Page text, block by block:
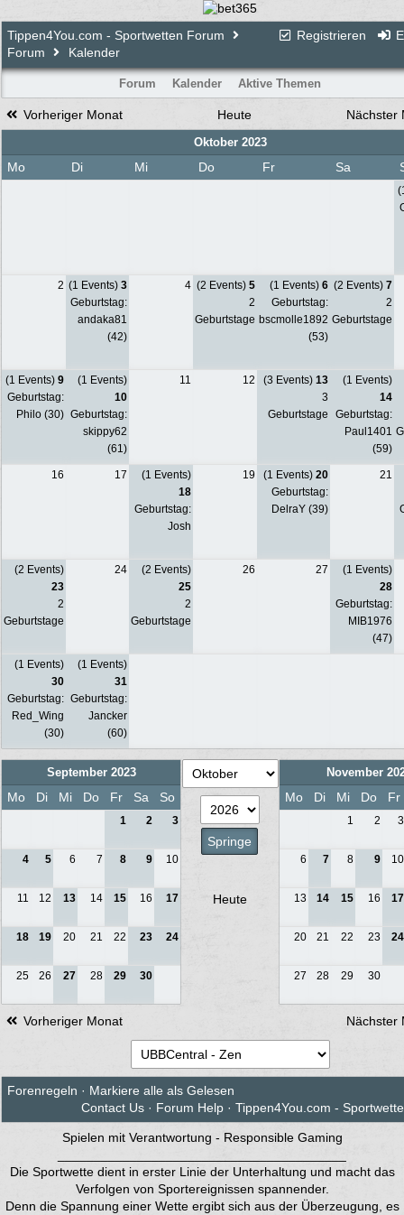
Registrieren
Tippen4You.com - Sportwetten Forum
Forum
Kalender
Forum Kalender Aktive Themen
Vorheriger Monat Heute Nächster
Oktober 2023
Mo Di Mi Do Fr Sa
2 (1 Events) 3
Geburtstag:
andaka81
(42)
4 (2 Events) 5
2
Geburtstage
(1 Events) 6
Geburtstag:
bscmolle1892
(53)
(2 Events) 7
2
Geburtstage
(1 Events) 9
Geburtstag:
Philo (30)
(1 Events)
10
Geburtstag:
skippy62
(61)
11 12 (3 Events) 13
3
Geburtstage
(1 Events)
14
Geburtstag:
Paul1401
(59)
16 17
(1 Events)
18
Geburtstag:
Josh
19 (1 Events) 20
Geburtstag:
DelraY (39)
21
(2 Events)
23
2
Geburtstage
24
(2 Events)
25
2
Geburtstage
26 27
(1 Events)
28
Geburtstag:
MIB1976
(47)
(1 Events)
30
Geburtstag:
Red_Wing
(30)
(1 Events)
31
Geburtstag:
Jancker
(60)
September 2023
Mo Di Mi Do Fr Sa So
1 2 3
4 5 6 7 8 9 10
11 12 13 14 15 16 17
18 19 20 21 22 23 24
25 26 27 28 29 30
Heute
November
Mo Di Mi Do Fr
1 2 3
6 7 8 9 10
13 14 15 16 17
20 21 22 23 24
27 28 29 30
Vorheriger Monat Nächster
Forenregeln · Markiere alle als Gelesen
Contact Us · Forum Help · Tippen4You.com -
Spielen mit Verantwortung - Responsible Gaming
Die Sportwette dient in erster Linie der Unterhaltung und macht das
Verfolgen von Sportereignissen spannender.
Denn die Spannung einer Wette ergibt sich aus der Überzeugung, es